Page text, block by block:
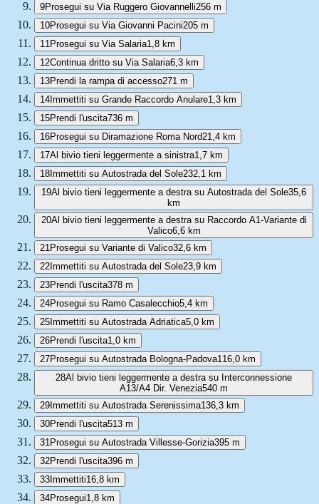
9Prosegui su Via Ruggero Giovannelli256 m
10Prosegui su Via Giovanni Pacini205 m
11 Prosegui su Via Salaria1,8 km
12Continua dritto su Via Salaria6,3 km
13Prendi la rampa di accesso271 m
14Immettiti su Grande Raccordo Anulare1,3 km
15Prendi l'uscita736 m
16Prosegui su Diramazione Roma Nord21,4 km
17Al bivio tieni leggermente a sinistra1,7 km
18Immettiti su Autostrada del Sole232,1 km
19Al bivio tieni leggermente a destra su Autostrada del Sole35,6
km
20Al bivio tieni leggermente a destra su Raccordo A1-Variante di
Valico6,6 km
21 Prosegui su Variante di Valico32,6 km
22Immettiti su Autostrada del Sole23,9 km
23Prendi l'uscita378 m
24Prosegui su Ramo Casalecchio5,4 km
25Immettiti su Autostrada Adriatica5,0 km
26Prendi l'uscita1,0 km
27Prosegui su Autostrada Bologna-Padova116,0 km
28Al bivio tieni leggermente a destra su Interconnessione
A13/A4 Dir. Venezia540 m
29Immettiti su Autostrada Serenissima136,3 km
30Prendi l'uscita513 m
31 Prosegui su Autostrada Villesse-Gorizia395 m
32Prendi l'uscita396 m
33Immettiti16,8 km
34Prosegui1,8 km